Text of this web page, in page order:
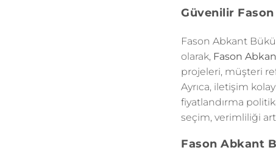
Güvenilir
Fason Abkant
olarak, Fason
projeleri, müşteri
Ayrıca, iletişim
fiyatlandırma
seçim, verimliliği
Fason Abkant